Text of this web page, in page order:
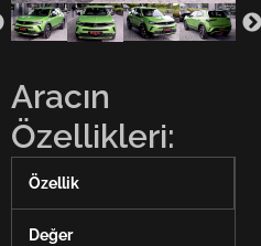
Aracın
Özellikleri:
Özellik
Değer